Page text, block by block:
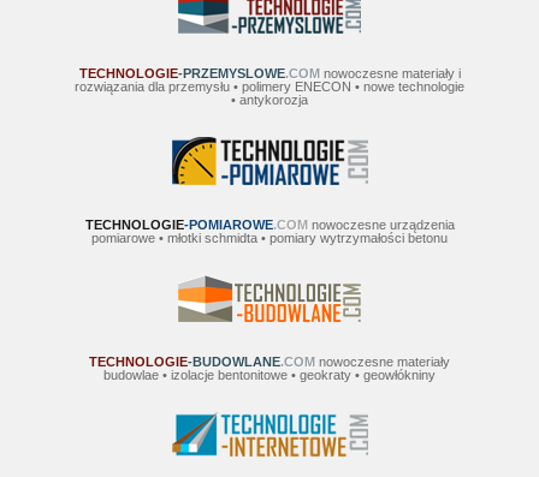
TECHNOLOGIE-PRZEMYSLOWE.COMnowoczesne materiały i
rozwiązania dla przemysłu • polimery ENECON • nowe technologie
• antykorozja
TECHNOLOGIE-POMIAROWE.COMnowoczesne urządzenia
pomiarowe • młotki schmidta • pomiary wytrzymałości betonu
TECHNOLOGIE-BUDOWLANE.COM nowoczesne materiały
budowlae • izolacje bentonitowe • geokraty • geowłókniny